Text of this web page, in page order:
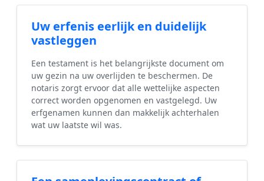
Uw erfenis eerlijk en duidelijk
vastleggen
Een testament is het belangrijkste document om
uw gezin na uw overlijden te beschermen. De
notaris zorgt ervoor dat alle wettelijke aspecten
correct worden opgenomen en vastgelegd. Uw
erfgenamen kunnen dan makkelijk achterhalen
wat uw laatste wil was.